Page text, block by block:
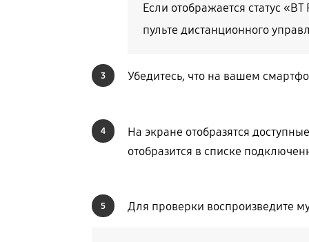
Если отображается статус
пульте дистанционного
3 Убедитесь, что на вашем
4
На экране отобразятся
отобразится в списке
5 Для проверки воспроизведите